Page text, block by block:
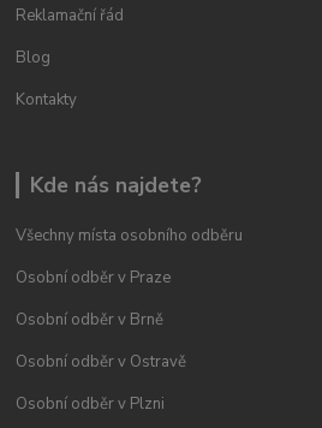
Reklamační řád
Blog
Kontakty
Kde nás najdete?
Všechny místa osobního odběru
Osobní odběr v Praze
Osobní odběr v Brně
Osobní odběr v Ostravě
Osobní odběr v Plzni